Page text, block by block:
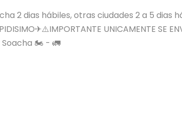
2 dias hábiles, otras ciudades 2 a 5 dias
UNICAMENTE SE
Soacha 🏍️ - 🚛